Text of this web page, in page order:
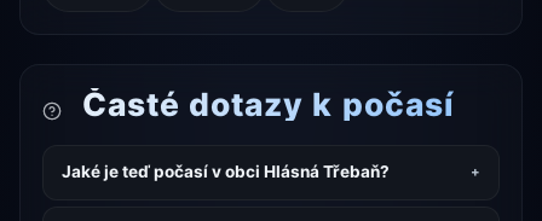
Časté dotazy k počasí
Jaké je teď počasí v obci Hlásná Třebaň?